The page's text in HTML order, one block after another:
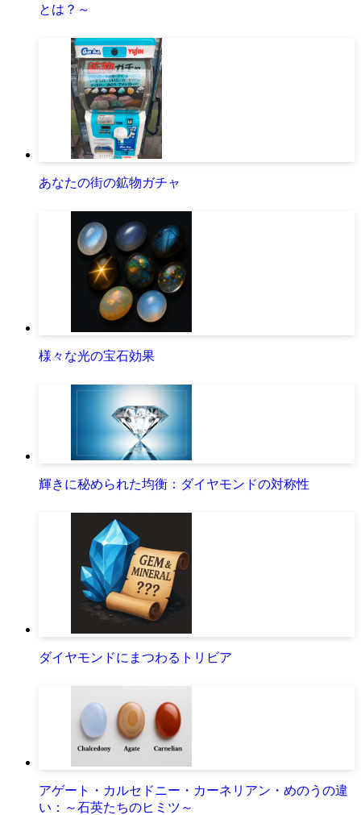
とは？～
あなたの街の鉱物ガチャ
様々な光の宝石効果
輝きに秘められた均衡：ダイヤモンドの対称性
ダイヤモンドにまつわるトリビア
アゲート・カルセドニー・カーネリアン・めのうの違
い：～石英たちのヒミツ～